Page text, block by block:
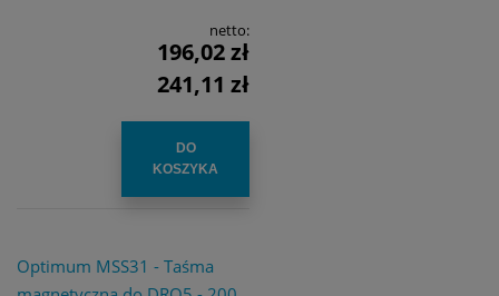
netto:
196,02 zł
241,11 zł
DO
KOSZYKA
Optimum MSS31 - Taśma